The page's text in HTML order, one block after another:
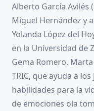
Alberto García Avilés
Miguel Hernández y
Yolanda López del
en la Universidad de
Gema Romero.
TRIC, que ayuda a
habilidades para la
de emociones ola